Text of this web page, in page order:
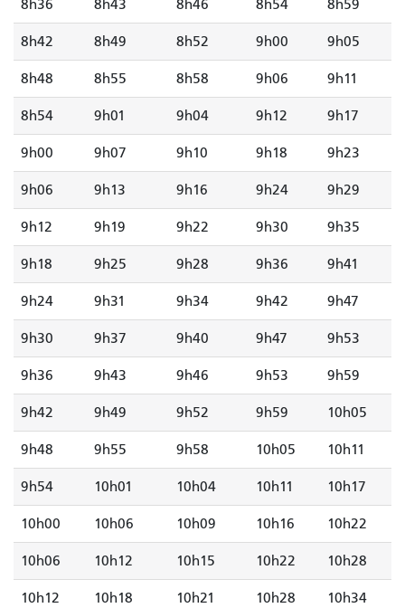
8h36 8h43 8h46 8h54 8h59
8h42 8h49 8h52 9h00 9h05
8h48 8h55 8h58 9h06 9h11
8h54 9h01 9h04 9h12 9h17
9h00 9h07 9h10 9h18 9h23
9h06 9h13 9h16 9h24 9h29
9h12 9h19 9h22 9h30 9h35
9h18 9h25 9h28 9h36 9h41
9h24 9h31 9h34 9h42 9h47
9h30 9h37 9h40 9h47 9h53
9h36 9h43 9h46 9h53 9h59
9h42 9h49 9h52 9h59 10h05
9h48 9h55 9h58 10h05 10h11
9h54 10h01 10h04 10h11 10h17
10h00 10h06 10h09 10h16 10h22
10h06 10h12 10h15 10h22 10h28
10h12 10h18 10h21 10h28 10h34